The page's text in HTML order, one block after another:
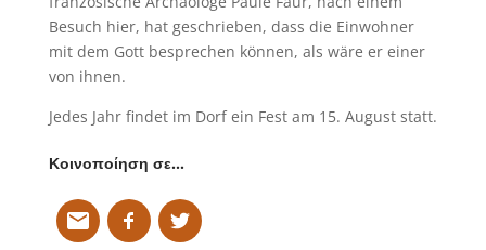
Besuch hier, hat geschrieben, dass die Einwohner
mit dem Gott besprechen können, als wäre er einer
von ihnen.
Jedes Jahr findet im Dorf ein Fest am 15. August statt.
Κοινοποίηση σε…